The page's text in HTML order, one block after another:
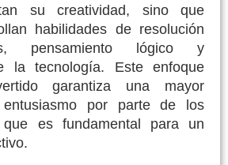
su creatividad, sino que
habilidades de resolución
pensamiento lógico y
la tecnología. Este enfoque
garantiza una mayor
entusiasmo por parte de los
es fundamental para un